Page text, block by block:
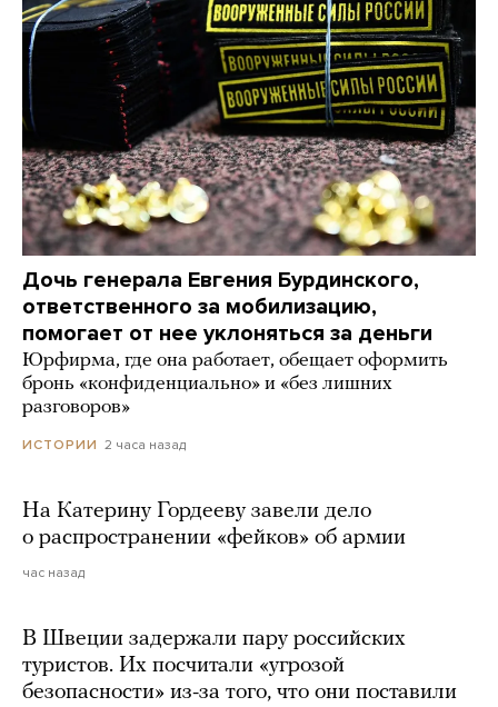
Дочь генерала Евгения Бурдинского,
ответственного за мобилизацию,
помогает от нее уклоняться за деньги
Юрфирма, где она работает, обещает оформить
бронь «конфиденциально» и «без лишних
разговоров»
ИСТОРИИ 2 часа назад
На Катерину Гордееву завели дело
о распространении «фейков» об армии
час назад
В Швеции задержали пару российских
туристов. Их посчитали «угрозой
безопасности» из-за того, что они поставили